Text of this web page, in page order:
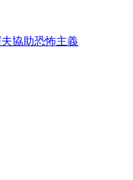
夫協助恐怖主義